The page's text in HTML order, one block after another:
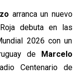
arranca un nuevo
debuta en las
2026 con un
de Marcelo
Centenario de